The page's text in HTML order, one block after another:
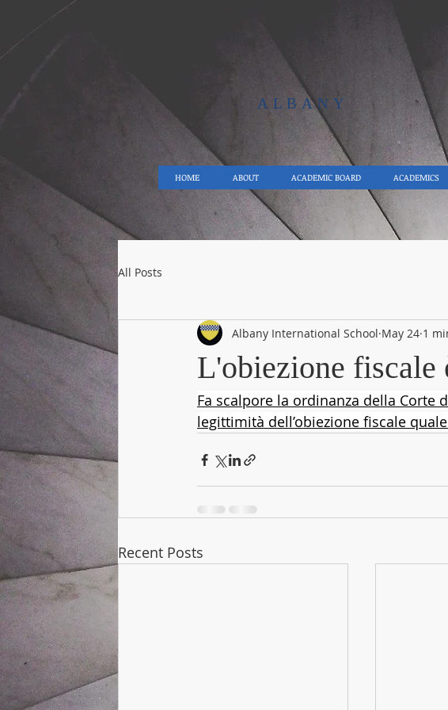
ALBANY
HOME ABOUT ACADEMIC BOARD ACADEMICS
All Posts
L'obiezione
Albany International School May 24 1
Fa scalpore la ordinanza della Corte
legittimità dell’obiezione fiscale
Recent Posts